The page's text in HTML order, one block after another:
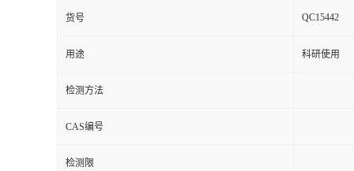
货号 QC15442
用途 科研使用
检测方法
CAS编号
检测限